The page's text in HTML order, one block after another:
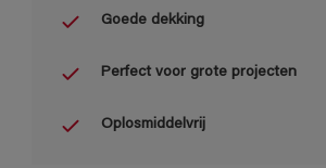
Goede dekking
Perfect voor grote projecten
Oplosmiddelvrij